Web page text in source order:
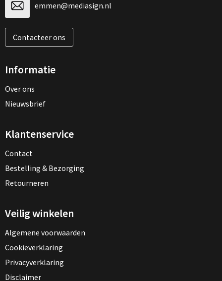
emmen@mediasign.nl
Contacteer ons
Informatie
Over ons
Nieuwsbrief
Klantenservice
Contact
Bestelling & Bezorging
Retourneren
Veilig winkelen
Algemene voorwaarden
Cookieverklaring
Privacyverklaring
Disclaimer